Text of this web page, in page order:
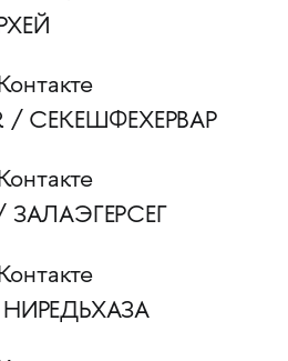
/ СЕКЕШФЕХЕРВАР
/ ЗАЛАЭГЕРСЕГ
НИРЕДЬХАЗА